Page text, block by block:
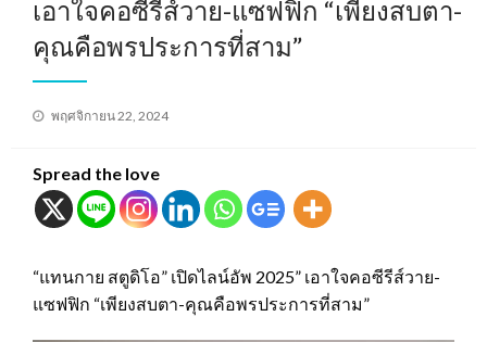
เอาใจคอซีรีส์วาย-แซฟฟิก “เพียงสบตา-
คุณคือพรประการที่สาม”
Posted
พฤศจิกายน 22, 2024
Spread the love
“แทนกาย สตูดิโอ” เปิดไลน์อัพ 2025” เอาใจคอซีรีส์วาย-
แซฟฟิก “เพียงสบตา-คุณคือพรประการที่สาม”